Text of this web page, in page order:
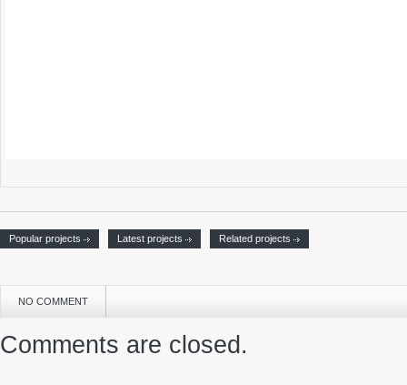
Popular projects Latest projects Related projects
NO COMMENT
Comments are closed.